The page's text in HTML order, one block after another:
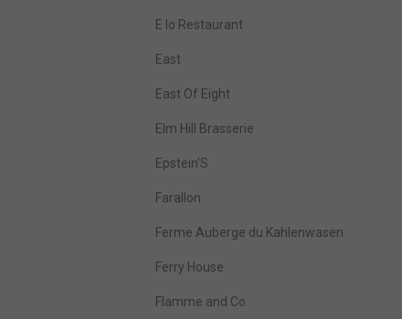
E Io Restaurant
East
East Of Eight
Elm Hill Brasserie
Epstein'S
Farallon
Ferme Auberge du Kahlenwasen
Ferry House
Flamme and Co